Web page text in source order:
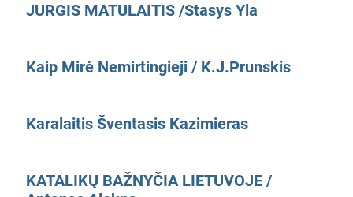
JURGIS MATULAITIS /Stasys Yla
Kaip Mirė Nemirtingieji / K.J.Prunskis
Karalaitis Šventasis Kazimieras
KATALIKŲ BAŽNYČIA LIETUVOJE /